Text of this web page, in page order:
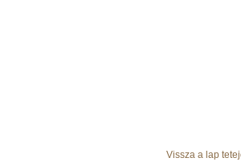
Vissza a lap